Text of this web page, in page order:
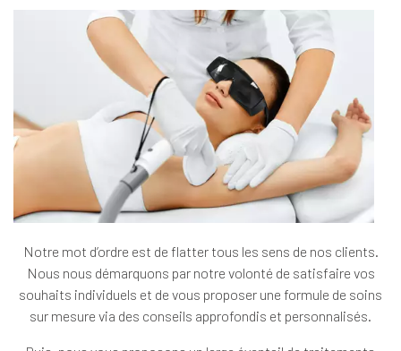
Notre mot d’ordre est de flatter tous les sens de nos clients.
Nous nous démarquons par notre volonté de satisfaire vos
souhaits individuels et de vous proposer une formule de soins
sur mesure via des conseils approfondis et personnalisés.